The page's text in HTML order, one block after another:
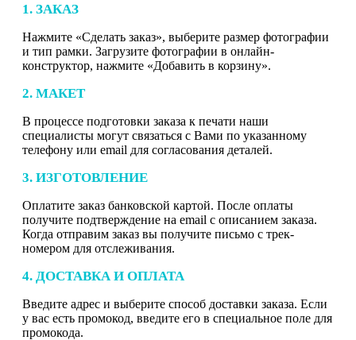
1. ЗАКАЗ
Нажмите «Сделать заказ», выберите размер фотографии
и тип рамки. Загрузите фотографии в онлайн-
конструктор, нажмите «Добавить в корзину».
2. МАКЕТ
В процессе подготовки заказа к печати наши
специалисты могут связаться с Вами по указанному
телефону или email для согласования деталей.
3. ИЗГОТОВЛЕНИЕ
Оплатите заказ банковской картой. После оплаты
получите подтверждение на email с описанием заказа.
Когда отправим заказ вы получите письмо с трек-
номером для отслеживания.
4. ДОСТАВКА И ОПЛАТА
Введите адрес и выберите способ доставки заказа. Если
у вас есть промокод, введите его в специальное поле для
промокода.